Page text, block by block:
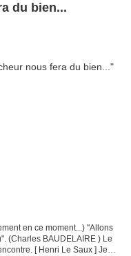
du bien...
en ce moment...) "Allons
(Charles BAUDELAIRE ) Le
[ Henri Le Saux ] Je